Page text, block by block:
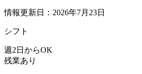
情報更新日：2026年7月23日
シフト
週2日からOK
残業あり